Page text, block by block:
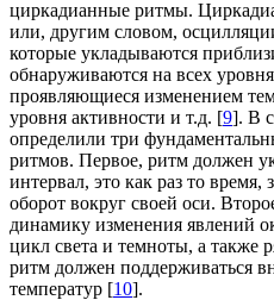
циркадианные ритмы.
или, другим словом,
которые укладываются
обнаруживаются на всех
проявляющиеся изменением
уровня активности и т.д. [9]. В
определили три
ритмов. Первое, ритм должен
интервал, это как раз то время,
оборот вокруг своей оси.
динамику изменения явлений
цикл света и темноты, а также
ритм должен поддерживаться
температур [10].